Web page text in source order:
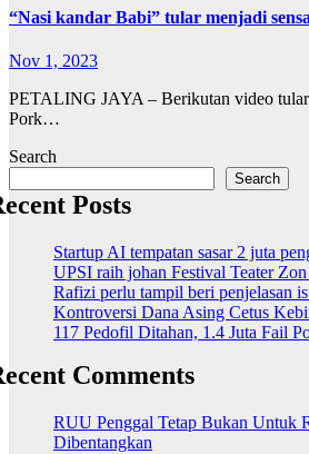
“Nasi kandar Babi” tular menjadi
Nov 1, 2023
PETALING JAYA – Berikutan video tular
Pork…
Search
Search
Posts
Startup AI tempatan sasar 2 juta
UPSI raih johan Festival Teater
Rafizi perlu tampil beri penjelasan
Kontroversi Dana Asing Cetus
117 Pedofil Ditahan, 1.4 Juta Fail
Comments
RUU Penggal Tetap Bukan Untuk
Dibentangkan